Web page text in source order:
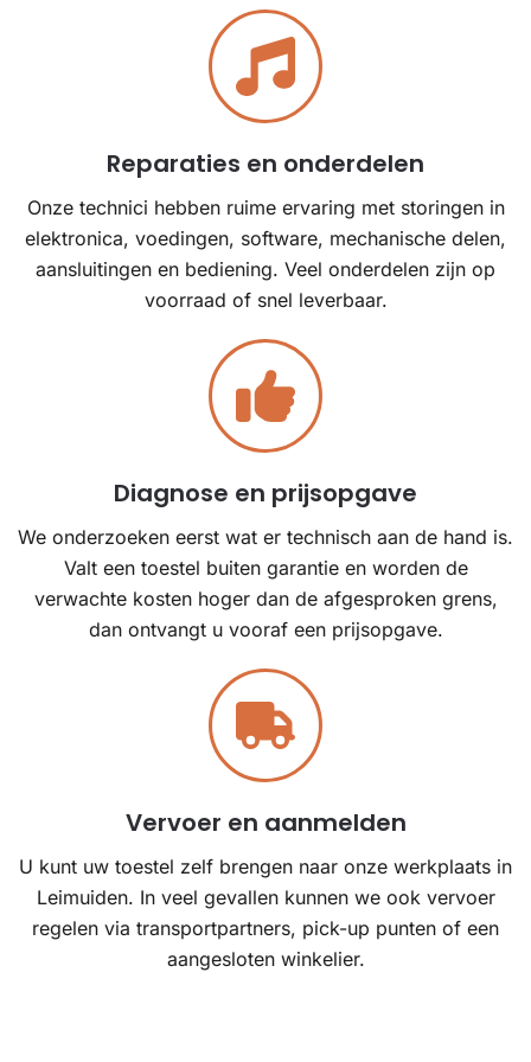
Reparaties en onderdelen
Onze technici hebben ruime ervaring met storingen in
elektronica, voedingen, software, mechanische delen,
aansluitingen en bediening. Veel onderdelen zijn op
voorraad of snel leverbaar.
Diagnose en prijsopgave
We onderzoeken eerst wat er technisch aan de hand is.
Valt een toestel buiten garantie en worden de
verwachte kosten hoger dan de afgesproken grens,
dan ontvangt u vooraf een prijsopgave.
Vervoer en aanmelden
U kunt uw toestel zelf brengen naar onze werkplaats in
Leimuiden. In veel gevallen kunnen we ook vervoer
regelen via transportpartners, pick-up punten of een
aangesloten winkelier.